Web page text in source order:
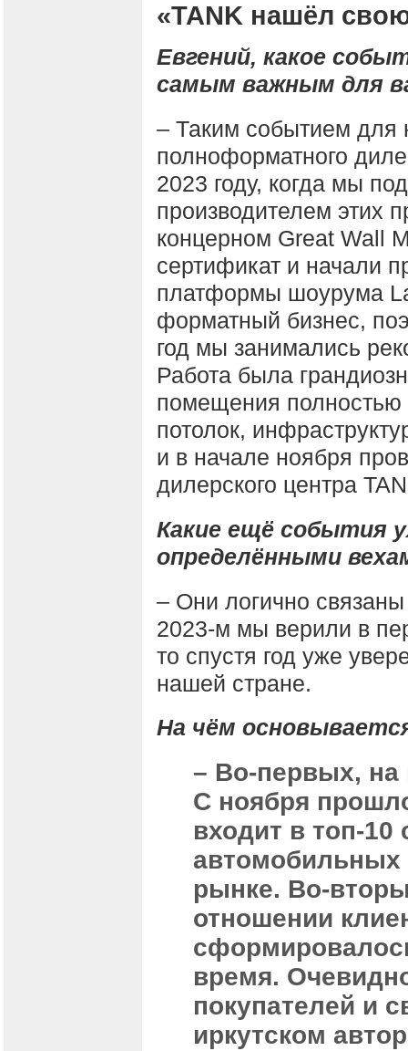
«TANK нашёл
Евгений, какое
самым важным для
– Таким событием для
полноформатного
2023 году, когда мы
производителем этих
концерном Great Wall
сертификат и начали
платформы шоурума
форматный бизнес,
год мы занимались
Работа была
помещения полностью
потолок,
и в начале ноября
дилерского центра
Какие ещё события
определёнными
– Они логично
2023-м мы верили в
то спустя год уже
нашей стране.
На чём
– Во-первых, на
С ноября
входит в топ-
автомобильных
рынке. Во-
отношении
время.
покупателей и
иркутском